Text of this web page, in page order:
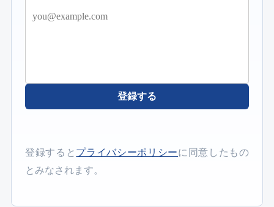
登録する
登録すると プライバシーポリシーに同意したもの
とみなされます。